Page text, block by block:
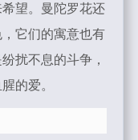
望。曼陀罗花还
它们的寓意也有
扰不息的斗争，
的爱。